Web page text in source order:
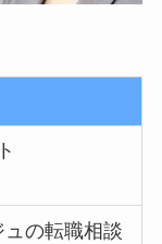
の転職相談